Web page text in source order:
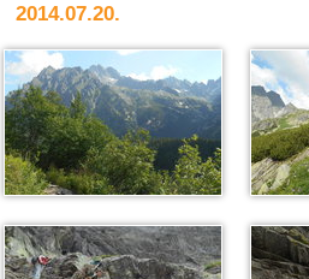
2014.07.20.